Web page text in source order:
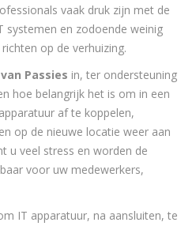
vaak druk zijn met de
systemen en zodoende weinig
op de verhuizing.
Passies in, ter ondersteuning
hoe belangrijk het is om in een
af te koppelen,
op de nieuwe locatie weer aan
u veel stress en worden de
voor uw medewerkers,
IT apparatuur, na aansluiten, te